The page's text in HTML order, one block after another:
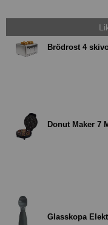
Brödrost 4
Donut Maker 7
Glasskopa